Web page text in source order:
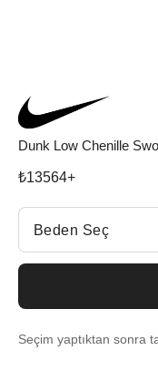
Dunk Low Chenille
₺13564+
Beden Seç
Beden Seç
Seçim yaptıktan sonra